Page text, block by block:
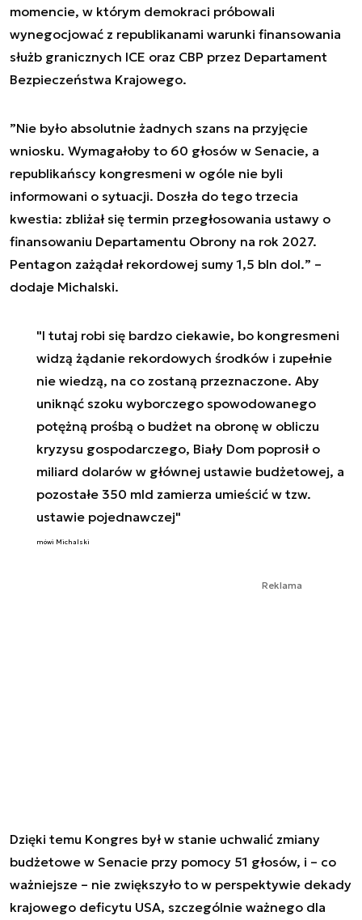
momencie, w którym demokraci próbowali
wynegocjować z republikanami warunki finansowania
służb granicznych ICE oraz CBP przez Departament
Bezpieczeństwa Krajowego.
”Nie było absolutnie żadnych szans na przyjęcie
wniosku. Wymagałoby to 60 głosów w Senacie, a
republikańscy kongresmeni w ogóle nie byli
informowani o sytuacji. Doszła do tego trzecia
kwestia: zbliżał się termin przegłosowania ustawy o
finansowaniu Departamentu Obrony na rok 2027.
Pentagon zażądał rekordowej sumy 1,5 bln dol.” –
dodaje Michalski.
"I tutaj robi się bardzo ciekawie, bo kongresmeni
widzą żądanie rekordowych środków i zupełnie
nie wiedzą, na co zostaną przeznaczone. Aby
uniknąć szoku wyborczego spowodowanego
potężną prośbą o budżet na obronę w obliczu
kryzysu gospodarczego, Biały Dom poprosił o
miliard dolarów w głównej ustawie budżetowej, a
pozostałe 350 mld zamierza umieścić w tzw.
ustawie pojednawczej"
mówi Michalski
Reklama
Dzięki temu Kongres był w stanie uchwalić zmiany
budżetowe w Senacie przy pomocy 51 głosów, i – co
ważniejsze – nie zwiększyło to w perspektywie dekady
krajowego deficytu USA, szczególnie ważnego dla